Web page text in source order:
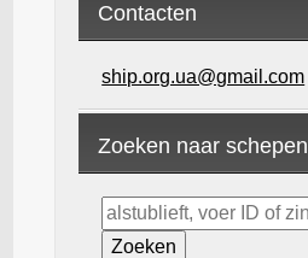
Contacten
ship.org.ua@gmail.com
Zoeken naar schepen